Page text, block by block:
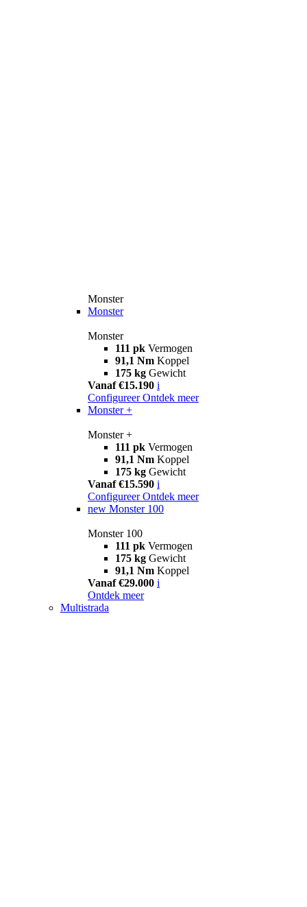
Monster
Monster
Monster
111 pk Vermogen
91,1 Nm Koppel
175 kg Gewicht
Vanaf €15.190 i
Configureer Ontdek meer
Monster +
Monster +
111 pk Vermogen
91,1 Nm Koppel
175 kg Gewicht
Vanaf €15.590 i
Configureer Ontdek meer
new Monster 100
Monster 100
111 pk Vermogen
175 kg Gewicht
91,1 Nm Koppel
Vanaf €29.000 i
Ontdek meer
Multistrada